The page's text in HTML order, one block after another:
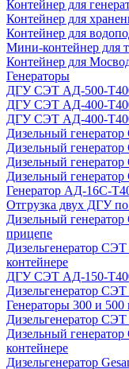
Контейнер для
Контейнер для
Контейнер для
Мини-контейнер для
Контейнер для
Генераторы
ДГУ СЭТ АД-500-
ДГУ СЭТ АД-400-
ДГУ СЭТ АД-400-
Дизельный
Дизельный
Дизельный
Дизельный
Генератор АД-16С-
Отгрузка двух ДГУ
Дизельный
прицепе
Дизельгенератор
контейнере
ДГУ СЭТ АД-150-
Дизельгенератор
Генераторы 300 и
Дизельгенератор
Дизельный
контейнере
Дизельгенератор